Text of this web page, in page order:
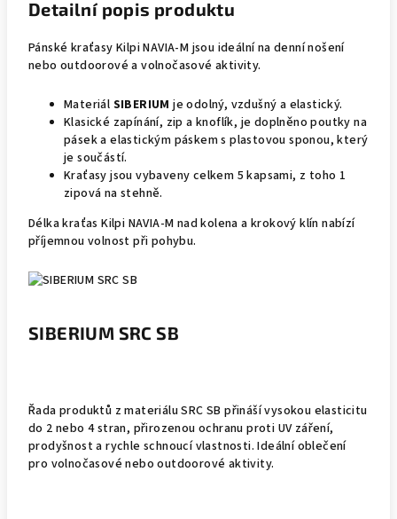
Detailní popis produktu
Pánské kraťasy Kilpi NAVIA-M jsou ideální na denní nošení
nebo outdoorové a volnočasové aktivity.
Materiál SIBERIUM je odolný, vzdušný a elastický.
Klasické zapínání, zip a knoflík, je doplněno poutky na
pásek a elastickým páskem s plastovou sponou, který
je součástí.
Kraťasy jsou vybaveny celkem 5 kapsami, z toho 1
zipová na stehně.
Délka kraťas Kilpi NAVIA-M nad kolena a krokový klín nabízí
příjemnou volnost při pohybu.
SIBERIUM SRC SB
Řada produktů z materiálu SRC SB přináší vysokou elasticitu
do 2 nebo 4 stran, přirozenou ochranu proti UV záření,
prodyšnost a rychle schnoucí vlastnosti. Ideální oblečení
pro volnočasové nebo outdoorové aktivity.